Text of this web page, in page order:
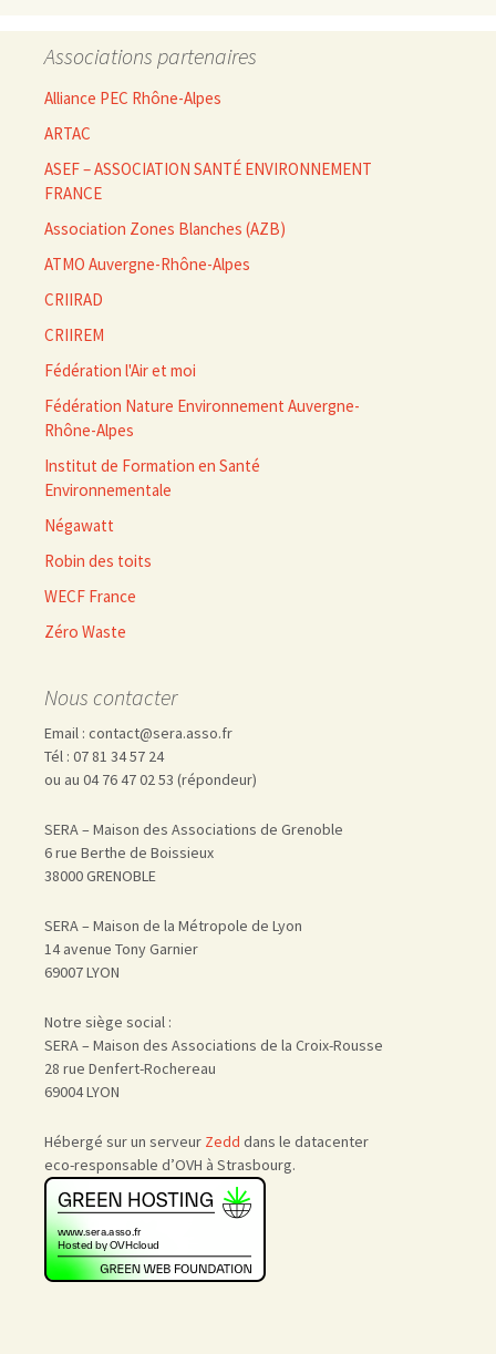
Associations partenaires
Alliance PEC Rhône-Alpes
ARTAC
ASEF – ASSOCIATION SANTÉ ENVIRONNEMENT
FRANCE
Association Zones Blanches (AZB)
ATMO Auvergne-Rhône-Alpes
CRIIRAD
CRIIREM
Fédération l'Air et moi
Fédération Nature Environnement Auvergne-
Rhône-Alpes
Institut de Formation en Santé
Environnementale
Négawatt
Robin des toits
WECF France
Zéro Waste
Nous contacter
Email : contact@sera.asso.fr
Tél : 07 81 34 57 24
ou au 04 76 47 02 53 (répondeur)
SERA – Maison des Associations de Grenoble
6 rue Berthe de Boissieux
38000 GRENOBLE
SERA – Maison de la Métropole de Lyon
14 avenue Tony Garnier
69007 LYON
Notre siège social :
SERA – Maison des Associations de la Croix-Rousse
28 rue Denfert-Rochereau
69004 LYON
Hébergé sur un serveur Zedd dans le datacenter
eco-responsable d’OVH à Strasbourg.